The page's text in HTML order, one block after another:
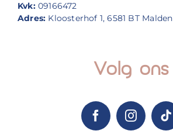
Kvk:09166472
Adres: Kloosterhof 1, 6581 BT Malden
Volg ons